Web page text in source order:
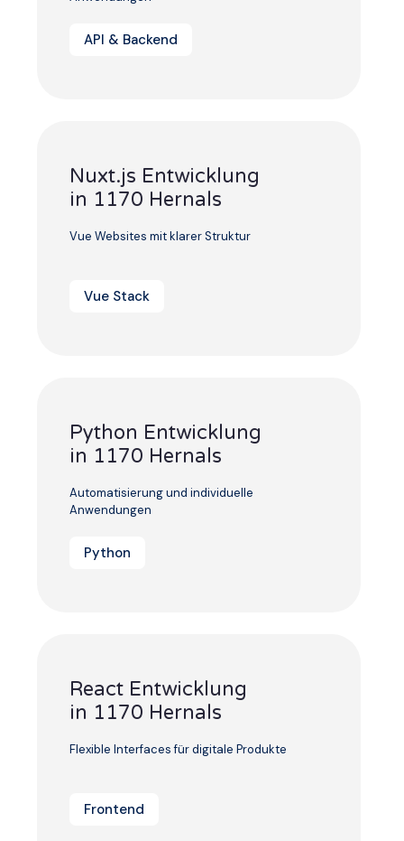
API & Backend
Nuxt.js Entwicklung
in 1170 Hernals
Vue Websites mit klarer Struktur
Vue Stack
Python Entwicklung
in 1170 Hernals
Automatisierung und individuelle
Anwendungen
Python
React Entwicklung
in 1170 Hernals
Flexible Interfaces für digitale Produkte
Frontend